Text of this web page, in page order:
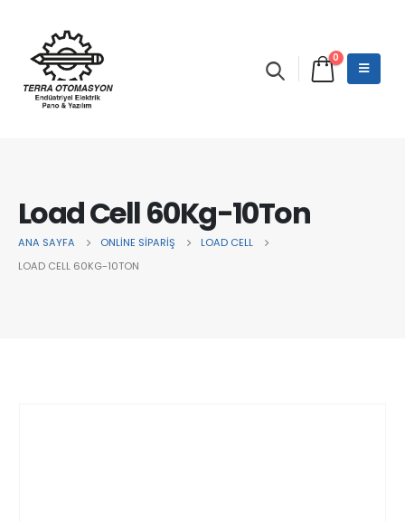
0
Load Cell 60Kg-10Ton
ANA SAYFA ONLINE SIPARIŞ
LOAD CELL
LOAD CELL 60KG-10TON